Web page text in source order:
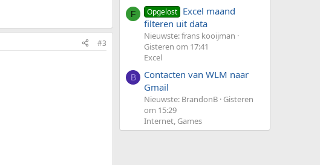
#3
F Opgelost Excel maand
filteren uit data
Nieuwste: frans kooijman
Gisteren om 17:41
Excel
B
Contacten van WLM naar
Gmail
Nieuwste: BrandonB Gisteren
om 15:29
Internet, Games